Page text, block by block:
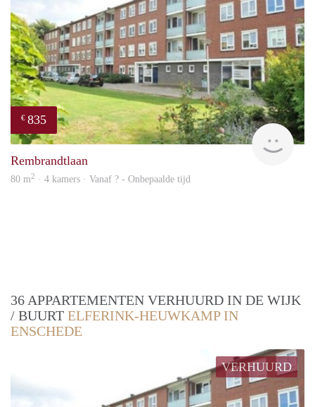
€ 835
rent
Rembrandtlaan
80 m2 · 4 kamers · Vanaf ? - Onbepaalde tijd
36 APPARTEMENTEN VERHUURD IN DE WIJK
/ BUURT ELFERINK-HEUWKAMP IN
ENSCHEDE
VERHUURD